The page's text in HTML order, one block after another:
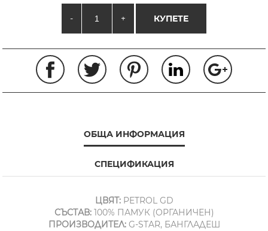
- + КУПЕТЕ
ОБЩА ИНФОРМАЦИЯ
СПЕЦИФИКАЦИЯ
ЦВЯТ:PETROL GD
СЪСТАВ:100% ПАМУК (ОРГАНИЧЕН)
ПРОИЗВОДИТЕЛ:G-STAR, БАНГЛАДЕШ